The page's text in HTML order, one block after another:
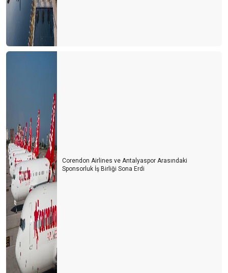
Corendon Airlines ve Antalyaspor Arasındaki
Sponsorluk İş Birliği Sona Erdi